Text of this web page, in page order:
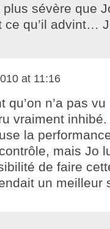
sévère que
ce qu’il advint…
at 11:16
qu’on n’a pas
vraiment
la
mais Jo
de faire
un meilleur